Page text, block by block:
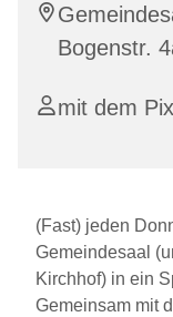
Bogenstr.
mit dem
(Fast) jeden
Gemeindesaal
Kirchhof) in ein
Gemeinsam mit